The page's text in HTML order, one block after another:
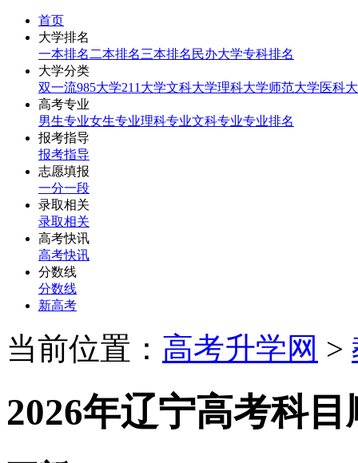
首页
大学排名
一本排名 二本排名三本排名 民办大学专科排名
大学分类
双一流985大学211大学文科大学理科大学师范大学医科
高考专业
男生专业女生专业理科专业文科专业专业排名
报考指导
报考指导
志愿填报
一分一段
录取相关
录取相关
高考快讯
高考快讯
分数线
分数线
新高考
当前位置： 高考升学网 >
2026年辽宁高考科